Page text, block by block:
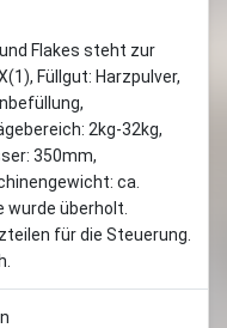
Flakes steht zur
Füllgut: Harzpulver,
2kg-32kg,
350mm,
ca.
wurde überholt.
für die Steuerung.